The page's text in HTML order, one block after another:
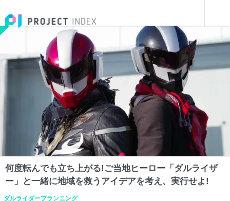
福島
何度転んでも立ち上がる!ご当地ヒーロー「ダルライザ
ー」と一緒に地域を救うアイデアを考え、実行せよ!
ダルライダープランニング